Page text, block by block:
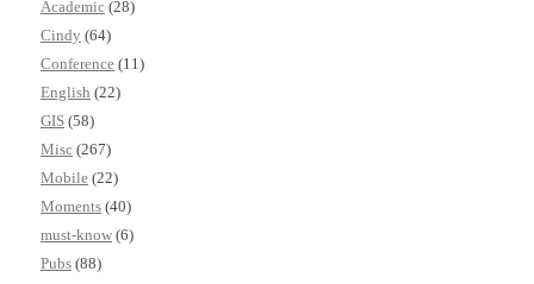
Academic (28)
Cindy (64)
Conference (11)
English (22)
GIS (58)
Misc (267)
Mobile (22)
Moments (40)
must-know (6)
Pubs (88)